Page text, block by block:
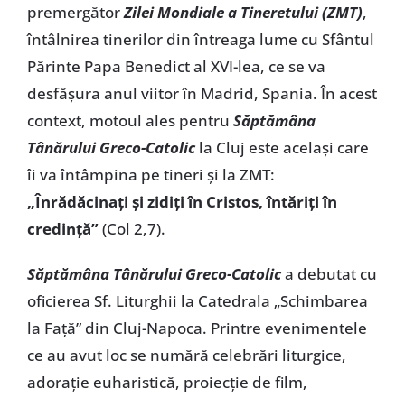
premergătorZilei Mondiale a Tineretului (ZMT),
întâlnirea tinerilor din întreaga lume cu Sfântul
Părinte Papa Benedict al XVI-lea, ce se va
desfăşura anul viitor în Madrid, Spania. În acest
context, motoul ales pentru Săptămâna
Tânărului Greco-Catolicla Cluj este acelaşi care
îi va întâmpina pe tineri şi la ZMT:
„Înrădăcinaţi şi zidiţi în Cristos, întăriţi în
credinţă”(Col 2,7).
Săptămâna Tânărului Greco-Catolica debutat cu
oficierea Sf. Liturghii la Catedrala „Schimbarea
la Faţă” din Cluj-Napoca. Printre evenimentele
ce au avut loc se numără celebrări liturgice,
adoraţie euharistică, proiecţie de film,